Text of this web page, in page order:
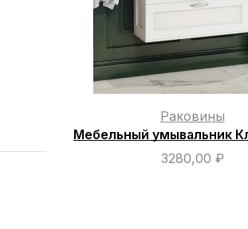
Раковины
Мебельный умывальник
3280,00 ₽